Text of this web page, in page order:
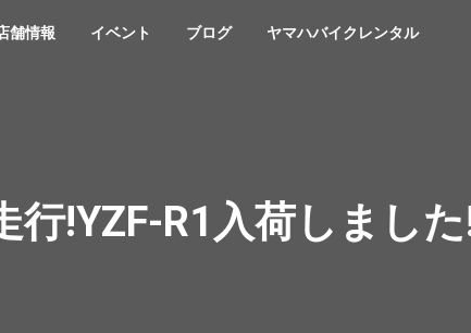
舗情報 イベント ブログ ヤマハバイクレンタル
行!YZF-R1入荷しまし